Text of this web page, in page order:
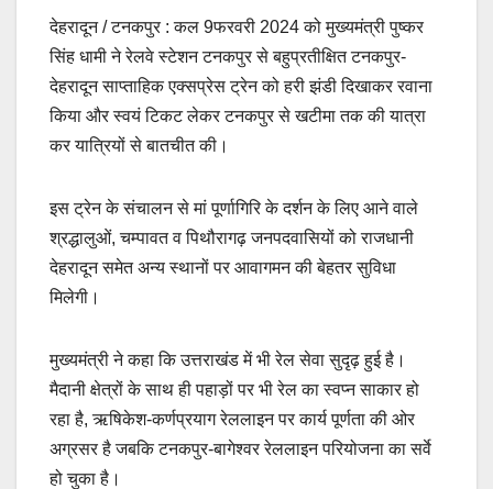
देहरादून / टनकपुर : कल 9फरवरी 2024 को मुख्यमंत्री पुष्कर
सिंह धामी ने रेलवे स्टेशन टनकपुर से बहुप्रतीक्षित टनकपुर-
देहरादून साप्ताहिक एक्सप्रेस ट्रेन को हरी झंडी दिखाकर रवाना
किया और स्वयं टिकट लेकर टनकपुर से खटीमा तक की यात्रा
कर यात्रियों से बातचीत की।
इस ट्रेन के संचालन से मां पूर्णागिरि के दर्शन के लिए आने वाले
श्रद्धालुओं, चम्पावत व पिथौरागढ़ जनपदवासियों को राजधानी
देहरादून समेत अन्य स्थानों पर आवागमन की बेहतर सुविधा
मिलेगी।
मुख्यमंत्री ने कहा कि उत्तराखंड में भी रेल सेवा सुदृढ़ हुई है।
मैदानी क्षेत्रों के साथ ही पहाड़ों पर भी रेल का स्वप्न साकार हो
रहा है, ऋषिकेश-कर्णप्रयाग रेललाइन पर कार्य पूर्णता की ओर
अग्रसर है जबकि टनकपुर-बागेश्वर रेललाइन परियोजना का सर्वे
हो चुका है।